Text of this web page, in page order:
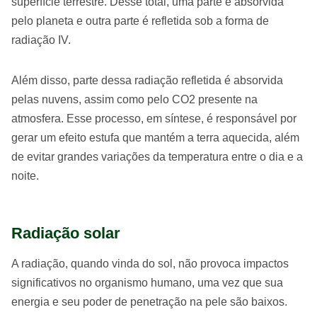
pelo planeta e outra parte é refletida sob a forma de
radiação IV.
Além disso, parte dessa radiação refletida é absorvida
pelas nuvens, assim como pelo CO2 presente na
atmosfera. Esse processo, em síntese, é responsável por
gerar um efeito estufa que mantém a terra aquecida, além
de evitar grandes variações da temperatura entre o dia e a
noite.
Radiação solar
A radiação, quando vinda do sol, não provoca impactos
significativos no organismo humano, uma vez que sua
energia e seu poder de penetração na pele são baixos.